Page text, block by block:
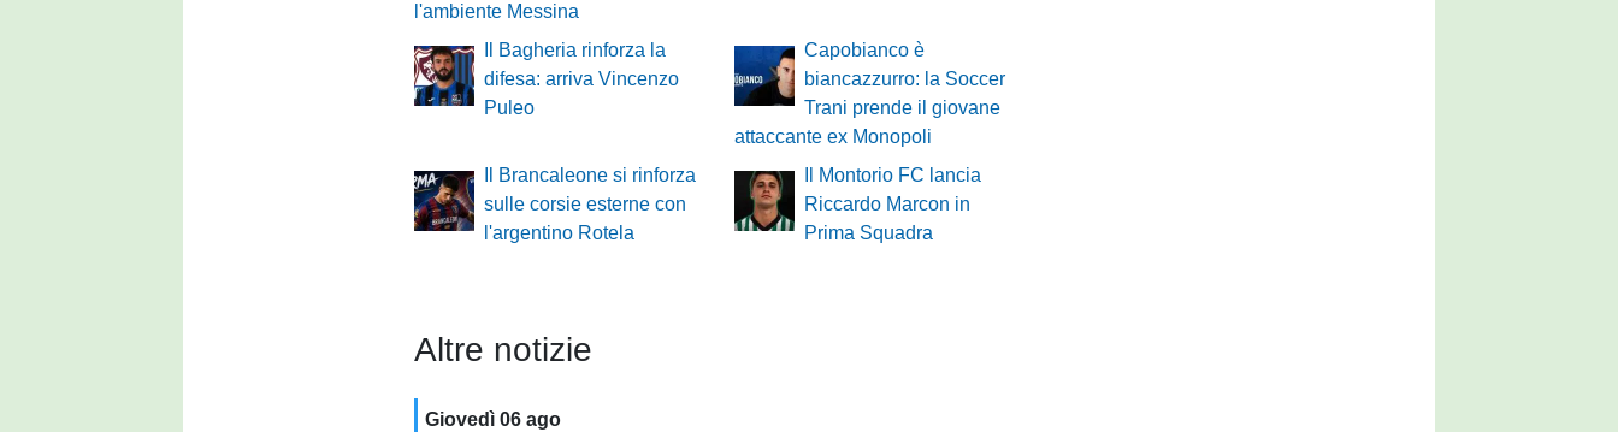
l'ambiente Messina
Il Bagheria rinforza la
difesa: arriva Vincenzo
Puleo
Capobianco è
biancazzurro: la Soccer
Trani prende il giovane
attaccante ex Monopoli
Il Brancaleone si rinforza
sulle corsie esterne con
l'argentino Rotela
Il Montorio FC lancia
Riccardo Marcon in
Prima Squadra
Altre notizie
Giovedì 06 ago